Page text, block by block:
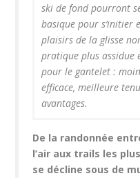
ski de fond pourront
basique pour s’initier
plaisirs de la glisse
pratique plus assidue
pour le gantelet :
efficace, meilleure
avantages.
De la randonnée
l’air aux trails les
se décline sous de